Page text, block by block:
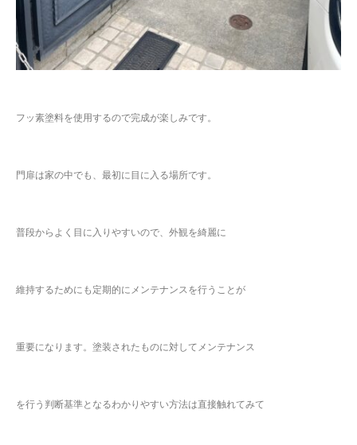
フッ素塗料を使用するので完成が楽しみです。
門扉は家の中でも、最初に目に入る場所です。
普段からよく目に入りやすいので、外観を綺麗に
維持するためにも定期的にメンテナンスを行うことが
重要になります。塗装されたものに対してメンテナンス
を行う判断基準となるわかりやすい方法は直接触れてみて